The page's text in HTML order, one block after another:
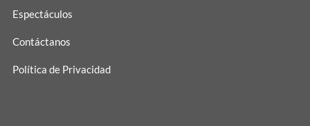
Espectáculos
Contáctanos
Política de Privacidad